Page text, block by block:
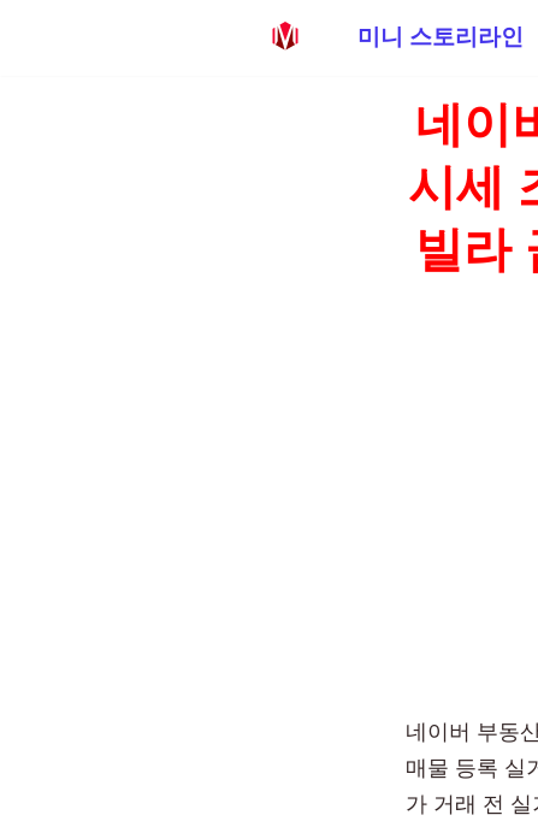
미니 스토리라인
네이
시세
빌라
네이버 부동
매물 등록 실
가 거래 전